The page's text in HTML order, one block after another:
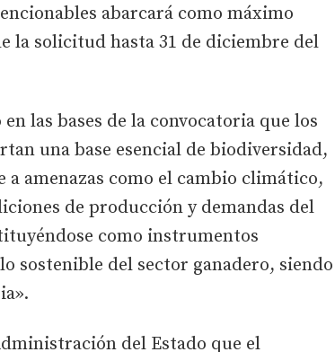
abarcará como máximo
la solicitud hasta 31 de diciembre del
las bases de la convocatoria que los
una base esencial de biodiversidad,
amenazas como el cambio climático,
de producción y demandas del
como instrumentos
sostenible del sector ganadero, siendo
del Estado que el